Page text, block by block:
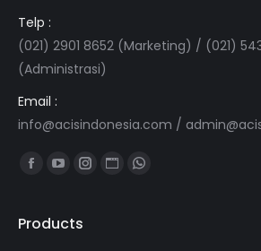
Telp :
(021) 2901 8652 (Marketing) / (021)
(Administrasi)
Email :
info@acisindonesia.com /
Find us on:
Facebook
opens
YouTube
opens
Instagram
WebsiteWhatsapp
Products